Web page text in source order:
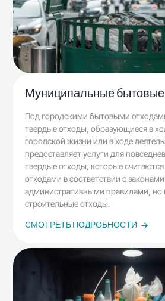
Муниципальные
Под городскими бытовыми
твердые отходы, образующиеся в
городской жизни или в ходе
предоставляет услуги для
твердые отходы, которые
отходами в соответствии с
административными правилами, но
строительные отходы.
СМОТРЕТЬ ПОДРОБНОСТИ